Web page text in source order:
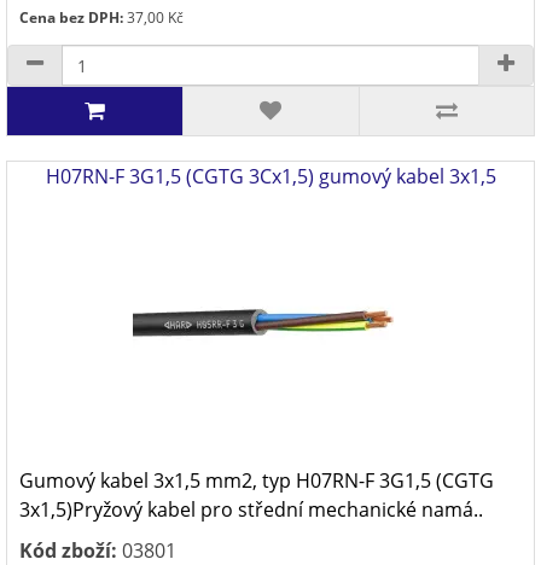
Cena bez DPH:37,00 Kč
H07RN-F 3G1,5 (CGTG 3Cx1,5) gumový kabel 3x1,5
Gumový kabel 3x1,5 mm2, typ H07RN-F 3G1,5 (CGTG
3x1,5)Pryžový kabel pro střední mechanické namá..
Kód zboží: 03801